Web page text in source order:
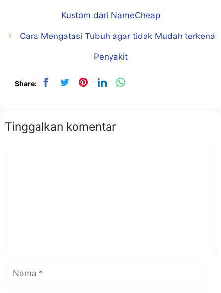
Kustom dari NameCheap
Cara Mengatasi Tubuh agar tidak Mudah terkena
Penyakit
Share:
Tinggalkan komentar